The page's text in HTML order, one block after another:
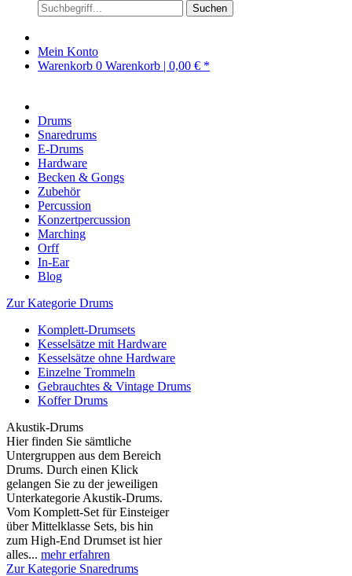
Suchen
Mein Konto
Warenkorb 0 Warenkorb | 0,00 € *
Drums
Snaredrums
E-Drums
Hardware
Becken & Gongs
Zubehör
Percussion
Konzertpercussion
Marching
Orff
In-Ear
Blog
Zur Kategorie Drums
Komplett-Drumsets
Kesselsätze mit Hardware
Kesselsätze ohne Hardware
Einzelne Trommeln
Gebrauchtes & Vintage Drums
Koffer Drums
Akustik-Drums
Hier finden Sie sämtliche
Untergruppen aus dem Bereich
Drums. Durch einen Klick
gelangen Sie zu der jeweiligen
Unterkategorie Akustik-Drums.
Vom Komplett-Set für Einsteiger
über Mittelklasse Sets, bis hin
zum High-End Drumset ist hier
alles... mehr erfahren
Zur Kategorie Snaredrums